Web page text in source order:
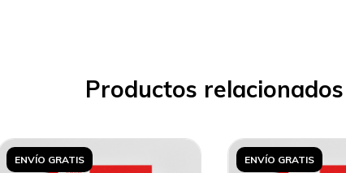
Productos relacionados
ENVÍO GRATIS ENVÍO GRATIS